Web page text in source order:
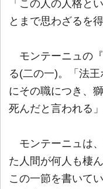
「この人の人格と
とまで思わざるを
モンテーニュの
る(二の一)。「法
にその職につき、
死んだと言われる
モンテーニュは
た人間が何人も棲
この一節を書いて